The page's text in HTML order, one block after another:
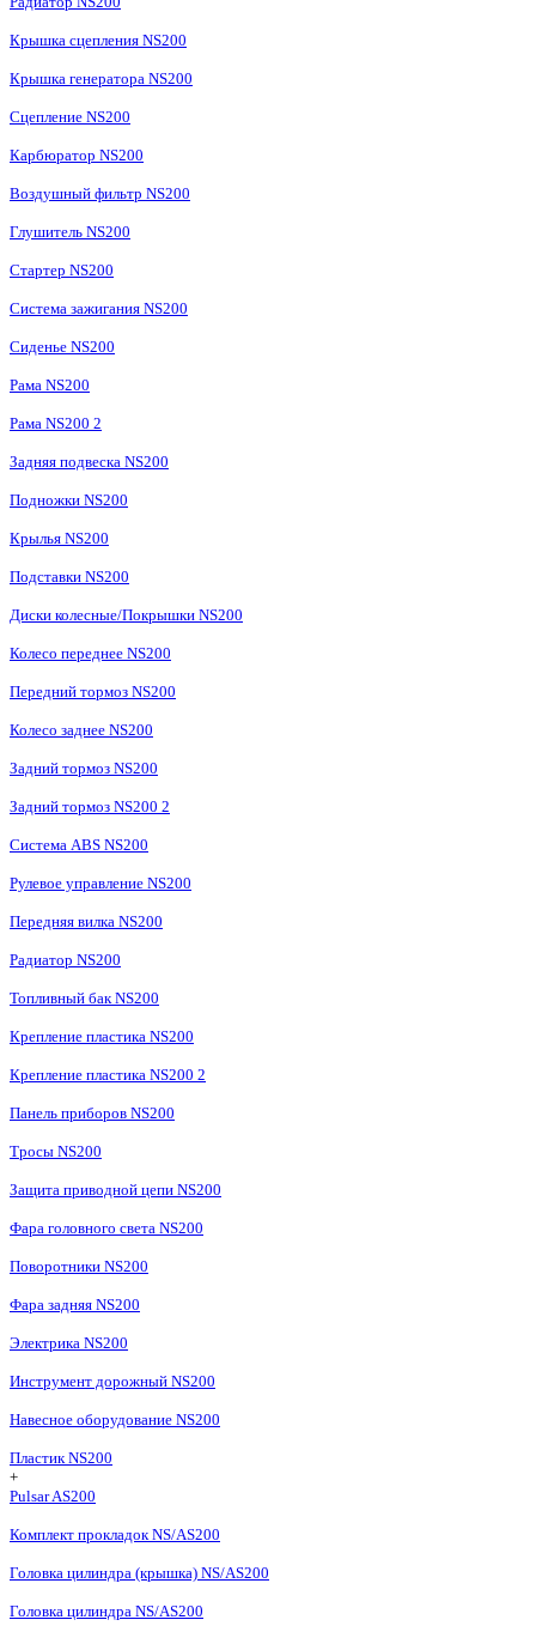
Крышка сцепления NS200
Крышка генератора NS200
Сцепление NS200
Карбюратор NS200
Воздушный фильтр NS200
Глушитель NS200
Стартер NS200
Система зажигания NS200
Сиденье NS200
Рама NS200
Рама NS200 2
Задняя подвеска NS200
Подножки NS200
Крылья NS200
Подставки NS200
Диски колесные/Покрышки NS200
Колесо переднее NS200
Передний тормоз NS200
Колесо заднее NS200
Задний тормоз NS200
Задний тормоз NS200 2
Система ABS NS200
Рулевое управление NS200
Передняя вилка NS200
Радиатор NS200
Топливный бак NS200
Крепление пластика NS200
Крепление пластика NS200 2
Панель приборов NS200
Тросы NS200
Защита приводной цепи NS200
Фара головного света NS200
Поворотники NS200
Фара задняя NS200
Электрика NS200
Инструмент дорожный NS200
Навесное оборудование NS200
Пластик NS200
+
Pulsar AS200
Комплект прокладок NS/AS200
Головка цилиндра (крышка) NS/AS200
Головка цилиндра NS/AS200